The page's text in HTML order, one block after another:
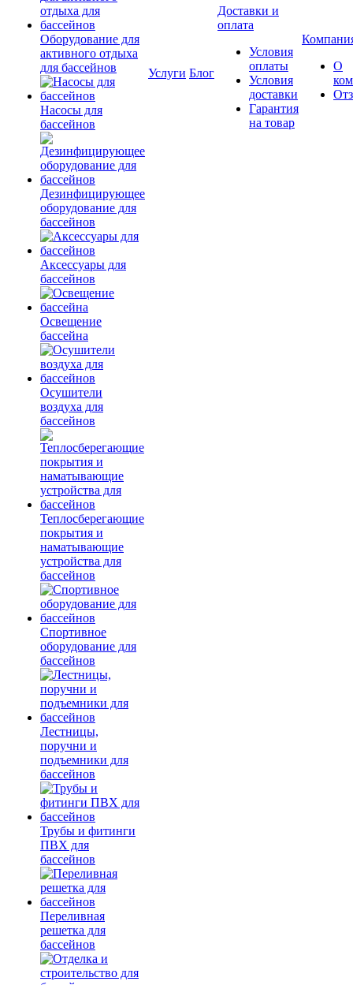
Оборудование для
активного отдыха
для бассейнов
Насосы для
бассейнов
Дезинфицирующее
оборудование для
бассейнов
Аксессуары для
бассейнов
Освещение
бассейна
Осушители
воздуха для
бассейнов
Теплосберегающие
покрытия и
наматывающие
устройства для
бассейнов
Спортивное
оборудование для
бассейнов
Лестницы,
поручни и
подъемники для
бассейнов
Трубы и фитинги
ПВХ для
бассейнов
Переливная
решетка для
бассейнов
Услуги Блог
Доставки и
оплата
Условия
оплаты
Условия
доставки
Гарантия
на товар
О